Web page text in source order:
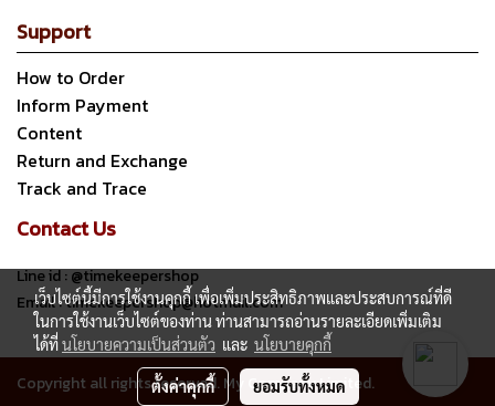
Support
How to Order
Inform Payment
Content
Return and Exchange
Track and Trace
Contact Us
Line id : @timekeepershop
Email : timekeepershop@hotmail.com
Copyright all rights reserved. My Company Limited.
เว็บไซต์นี้มีการใช้งานคุกกี้ เพื่อเพิ่มประสิทธิภาพและประสบการณ์ที่ดี
ในการใช้งานเว็บไซต์ของท่าน ท่านสามารถอ่านรายละเอียดเพิ่มเติม
ได้ที่นโยบายความเป็นส่วนตัว และ นโยบายคุกกี้
ตั้งค่าคุกกี้ ยอมรับทั้งหมด